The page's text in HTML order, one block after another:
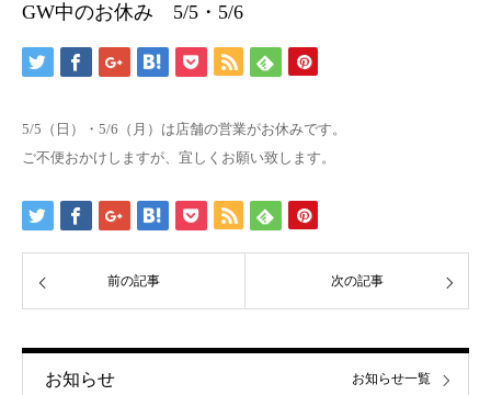
GW中のお休み 5/5・5/6
5/5（日）・5/6（月）は店舗の営業がお休みです。
ご不便おかけしますが、宜しくお願い致します。
前の記事 次の記事
お知らせ お知らせ一覧